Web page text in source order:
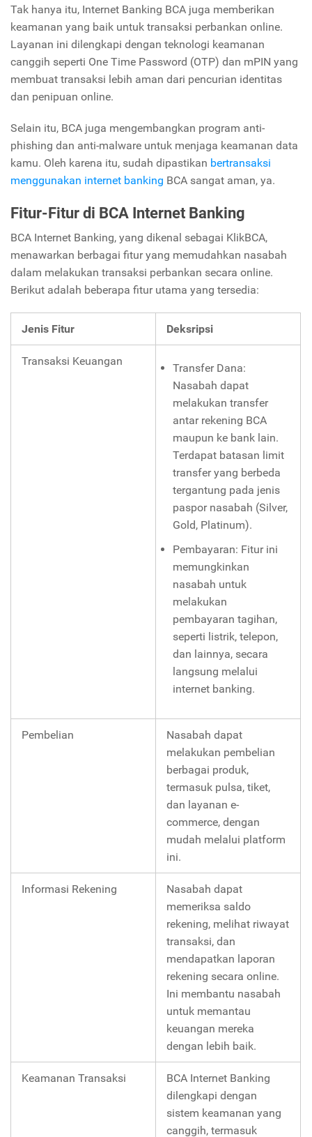
Tak hanya itu, Internet Banking BCA juga memberikan
keamanan yang baik untuk transaksi perbankan online.
Layanan ini dilengkapi dengan teknologi keamanan
canggih seperti One Time Password (OTP) dan mPIN yang
membuat transaksi lebih aman dari pencurian identitas
dan penipuan online.
Selain itu, BCA juga mengembangkan program anti-
phishing dan anti-malware untuk menjaga keamanan data
kamu. Oleh karena itu, sudah dipastikan bertransaksi
menggunakan internet banking BCA sangat aman, ya.
Fitur-Fitur di BCA Internet Banking
BCA Internet Banking, yang dikenal sebagai KlikBCA,
menawarkan berbagai fitur yang memudahkan nasabah
dalam melakukan transaksi perbankan secara online.
Berikut adalah beberapa fitur utama yang tersedia:
Jenis Fitur Deksripsi
Transaksi Keuangan
Transfer Dana:
Nasabah dapat
melakukan transfer
antar rekening BCA
maupun ke bank lain.
Terdapat batasan limit
transfer yang berbeda
tergantung pada jenis
paspor nasabah (Silver,
Gold, Platinum).
Pembayaran: Fitur ini
memungkinkan
nasabah untuk
melakukan
pembayaran tagihan,
seperti listrik, telepon,
dan lainnya, secara
langsung melalui
internet banking.
Pembelian
Nasabah dapat
melakukan pembelian
berbagai produk,
termasuk pulsa, tiket,
dan layanan e-
commerce, dengan
mudah melalui platform
ini.
Informasi Rekening
Nasabah dapat
memeriksa saldo
rekening, melihat riwayat
transaksi, dan
mendapatkan laporan
rekening secara online.
Ini membantu nasabah
untuk memantau
keuangan mereka
dengan lebih baik.
Keamanan Transaksi
BCA Internet Banking
dilengkapi dengan
sistem keamanan yang
canggih, termasuk